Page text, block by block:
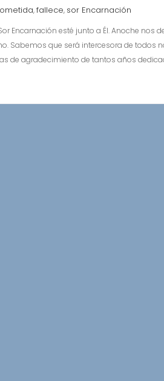
,fallece, sor Encarnación
Encarnación esté junto a Él. Anoche nos
Sabemos que será intercesora de todos
de agradecimiento de tantos años